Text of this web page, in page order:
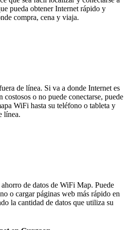
pueda obtener Internet rápido y
compra, cena y viaja.
de línea. Si va a donde Internet es
costosos o no puede conectarse, puede
WiFi hasta su teléfono o tableta y
línea.
de datos de WiFi Map. Puede
o cargar páginas web más rápido en
la cantidad de datos que utiliza su